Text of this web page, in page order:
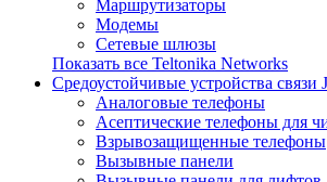
Маршрутизаторы
Модемы
Сетевые шлюзы
Показать все Teltonika Networks
Средоустойчивые устройства связи
Аналоговые телефоны
Асептические телефоны для
Взрывозащищенные телефоны
Вызывные панели